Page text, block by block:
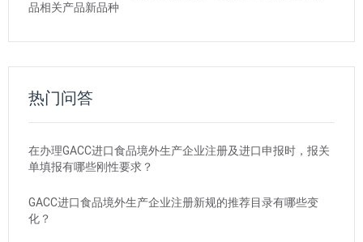
品相关产品新品种
热门问答
在办理GACC进口食品境外生产企业注册及进口申报时，报关
单填报有哪些刚性要求？
GACC进口食品境外生产企业注册新规的推荐目录有哪些变
化？